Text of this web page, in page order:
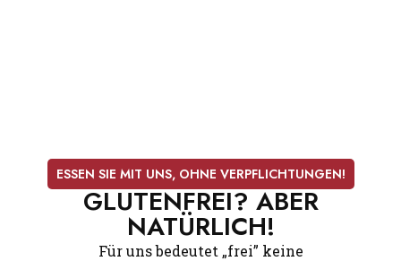
ESSEN SIE MIT UNS, OHNE VERPFLICHTUNGEN!
GLUTENFREI? ABER
NATÜRLICH!
Für uns bedeutet „frei” keine